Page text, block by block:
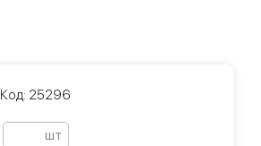
Код: 25296
шт